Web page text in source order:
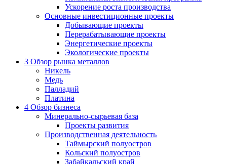
Ускорение роста производства
Основные инвестиционные проекты
Добывающие проекты
Перерабатывающие проекты
Энергетические проекты
Экологические проекты
3 Обзор рынка металлов
Никель
Медь
Палладий
Платина
4 Обзор бизнеса
Минерально-сырьевая база
Проекты развития
Производственная деятельность
Таймырский полуостров
Кольский полуостров
Забайкальский край